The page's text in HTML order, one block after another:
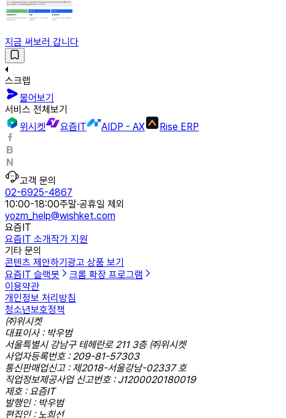
지금 써보러 갑니다
스크랩
물어보기
서비스 전체보기
위시켓
요즘IT AIDP - AX Rise ERP
고객 문의
02-6925-4867
10:00-18:00주말·공휴일 제외
yozm_help@wishket.com
요즘IT
요즘IT 소개작가 지원
기타 문의
콘텐츠 제안하기 광고 상품 보기
요즘IT 슬랙봇
크롬 확장 프로그램
이용약관
개인정보 처리방침
청소년보호정책
㈜위시켓
대표이사 : 박우범
서울특별시 강남구 테헤란로 211 3층 ㈜위시켓
사업자등록번호 : 209-81-57303
통신판매업신고 : 제2018-서울강남-02337 호
직업정보제공사업 신고번호 : J1200020180019
제호 : 요즘IT
발행인 : 박우범
편집인 : 노희선